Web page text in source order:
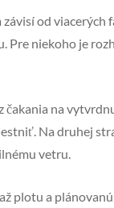
od viacerých
niekoho je
na
Na druhej
vetru.
plotu a